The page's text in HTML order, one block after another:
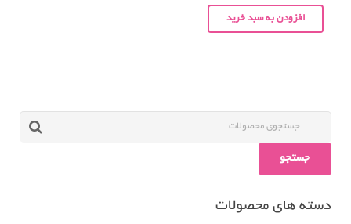
افزودن به سبد خرید
جستجو
دسته های محصولات